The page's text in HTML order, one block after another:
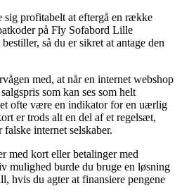
sig profitabelt at eftergå en række
på Fly Sofabord Lille
så du er sikret at antage den
med, at når en internet webshop
som kan ses som helt
ofte være en indikator for en uærlig
er trods alt en del af et regelsæt,
internet selskaber.
med kort eller betalinger med
mulighed burde du bruge en løsning
hvis du agter at finansiere pengene